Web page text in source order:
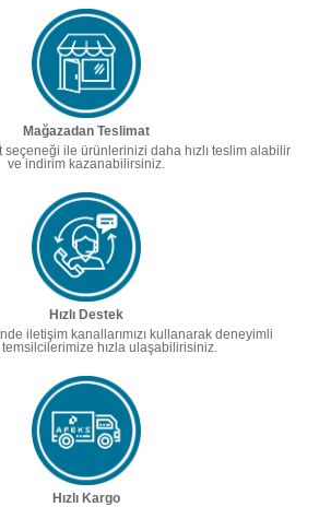
Mağazadan Teslimat
ile ürünlerinizi daha hızlı teslim alabilir
ve indirim kazanabilirsiniz.
Hızlı Destek
iletişim kanallarımızı kullanarak deneyimli
hızla ulaşabilirisiniz.
Hızlı Kargo